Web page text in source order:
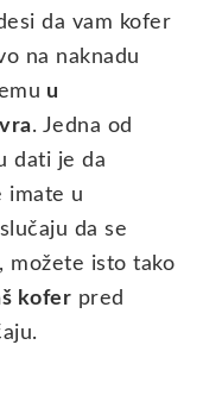
da vam kofer
na naknadu
u
. Jedna od
dati je da
imate u
da se
možete isto tako
kofer pred